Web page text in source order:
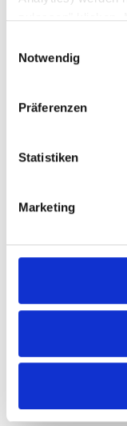
zulassen" klicken.
erfahren Sie in
Notwendig
Präferenzen
Statistiken
Marketing